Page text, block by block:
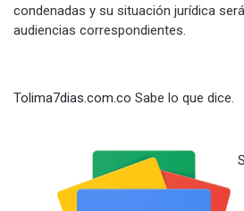
condenadas y su situación jurídica
audiencias correspondientes.
Tolima7dias.com.co Sabe lo que dice.